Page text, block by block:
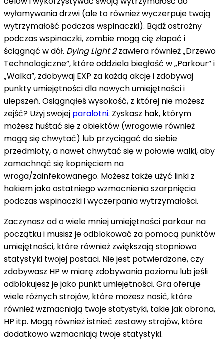
wyłamywania drzwi (ale to również wyczerpuje twoją
wytrzymałość podczas wspinaczki). Bądź ostrożny
podczas wspinaczki, zombie mogą cię złapać i
ściągnąć w dół. Dying Light 2zawiera również „Drzewo
Technologiczne”, które oddziela biegłość w „Parkour” i
„Walka”, zdobywaj EXP za każdą akcję i zdobywaj
punkty umiejętności dla nowych umiejętności i
ulepszeń. Osiągnąłeś wysokość, z której nie możesz
zejść? Użyj swojej paralotni. Zyskasz hak, którym
możesz huśtać się z obiektów (wrogowie również
mogą się chwytać) lub przyciągać do siebie
przedmioty, a nawet chwytać się w połowie walki, aby
zamachnąć się kopnięciem na
wroga/zainfekowanego. Możesz także użyć linki z
hakiem jako ostatniego wzmocnienia szarpnięcia
podczas wspinaczki i wyczerpania wytrzymałości.
Zaczynasz od o wiele mniej umiejętności parkour na
początku i musisz je odblokować za pomocą punktów
umiejętności, które również zwiększają stopniowo
statystyki twojej postaci. Nie jest potwierdzone, czy
zdobywasz HP w miarę zdobywania poziomu lub jeśli
odblokujesz je jako punkt umiejętności. Gra oferuje
wiele różnych strojów, które możesz nosić, które
również wzmacniają twoje statystyki, takie jak obrona,
HP itp. Mogą również istnieć zestawy strojów, które
dodatkowo wzmacniają twoje statystyki.